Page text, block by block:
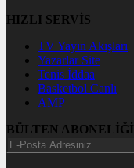
HIZLI SERVİS
TV Yayın Akışları
Yazarlar Site
Tenis İddaa
Basketbol Canlı
AMP
BÜLTEN ABONELİĞİ